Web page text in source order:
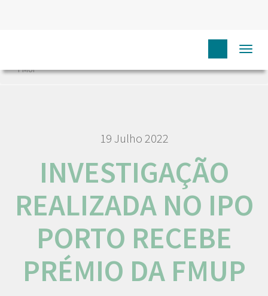
INVESTIGAÇÃO REALIZADA NO IPO PORTO RECEBE PRÉMIO DA
FMUP
19 Julho 2022
INVESTIGAÇÃO
REALIZADA NO IPO
PORTO RECEBE
PRÉMIO DA FMUP